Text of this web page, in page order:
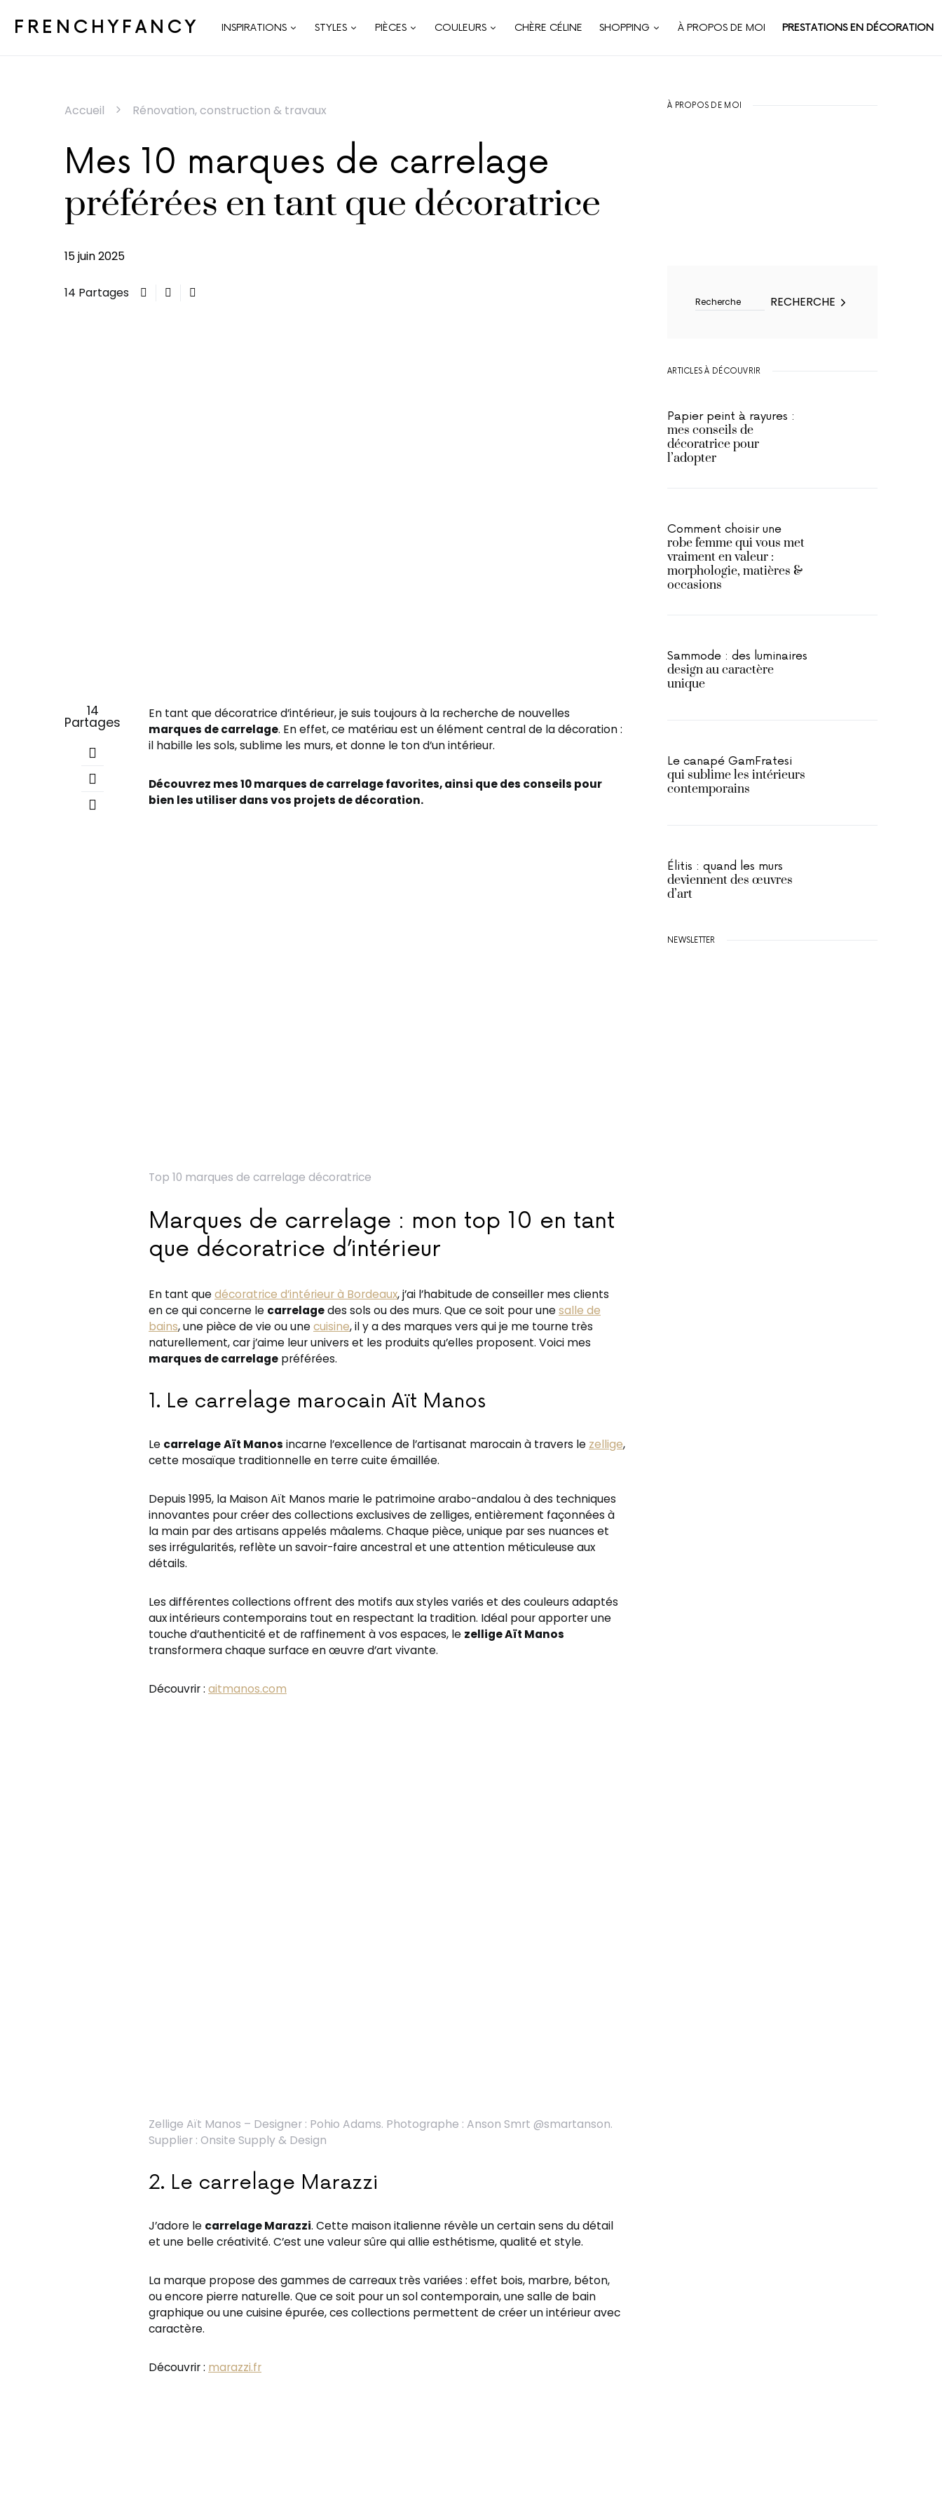
FRENCHYFANCY INSPIRATIONS STYLES PIÈCES COULEURS CHÈRE CÉLINE SHOPPING À PROPOS DE MOI PRESTATIONS EN DÉCORATION
Accueil Rénovation, construction & travaux
Mes 10 marques de carrelage
préférées en tant que décoratrice
15 juin 2025
14 Partages
14
Partages
En tant que décoratrice d’intérieur, je suis toujours à la recherche de nouvelles
marques de carrelage. En effet, ce matériau est un élément central de la décoration :
il habille les sols, sublime les murs, et donne le ton d’un intérieur.
Découvrez mes 10 marques de carrelage favorites, ainsi que des conseils pour
bien les utiliser dans vos projets de décoration.
Top 10 marques de carrelage décoratrice
Marques de carrelage : mon top 10 en tant
que décoratrice d’intérieur
En tant quedécoratrice d’intérieur à Bordeaux, j’ai l’habitude de conseiller mes clients
en ce qui concerne le carrelagedes sols ou des murs. Que ce soit pour unesalle de
bains, une pièce de vie ou unecuisine, il y a des marques vers qui je me tourne très
naturellement, car j’aime leur univers et les produits qu’elles proposent. Voici mes
marques de carrelage préférées.
1. Le carrelage marocain Aït Manos
Le carrelageAït Manos incarne l’excellence de l’artisanat marocain à travers le zellige,
cette mosaïque traditionnelle en terre cuite émaillée.
Depuis 1995, la Maison Aït Manos marie le patrimoine arabo-andalou à des techniques
innovantes pour créer des collections exclusives de zelliges, entièrement façonnées à
la main par des artisans appelés mâalems. Chaque pièce, unique par ses nuances et
ses irrégularités, reflète un savoir-faire ancestral et une attention méticuleuse aux
détails.
Les différentes collections offrent des motifs aux styles variés et des couleurs adaptés
aux intérieurs contemporains tout en respectant la tradition. Idéal pour apporter une
touche d’authenticité et de raffinement à vos espaces, le zellige Aït Manos
transformera chaque surface en œuvre d’art vivante.
Découvrir : aitmanos.com
Zellige Aït Manos – Designer : Pohio Adams. Photographe : Anson Smrt @smartanson.
Supplier : Onsite Supply & Design
2. Le carrelage Marazzi
J’adore le carrelage Marazzi. Cette maison italienne révèle un certain sens du détail
et une belle créativité. C’est une valeur sûre qui allie esthétisme, qualité et style.
La marque propose des gammes de carreaux très variées : effet bois, marbre, béton,
ou encore pierre naturelle. Que ce soit pour un sol contemporain, une salle de bain
graphique ou une cuisine épurée, ces collections permettent de créer un intérieur avec
caractère.
Découvrir : marazzi.fr
À PROPOS DE MOI
RECHERCHE
ARTICLES À DÉCOUVRIR
Papier peint à rayures :
mes conseils de
décoratrice pour
l’adopter
Comment choisir une
robe femme qui vous met
vraiment en valeur :
morphologie, matières &
occasions
Sammode : des luminaires
design au caractère
unique
Le canapé GamFratesi
qui sublime les intérieurs
contemporains
Élitis : quand les murs
deviennent des œuvres
d’art
NEWSLETTER